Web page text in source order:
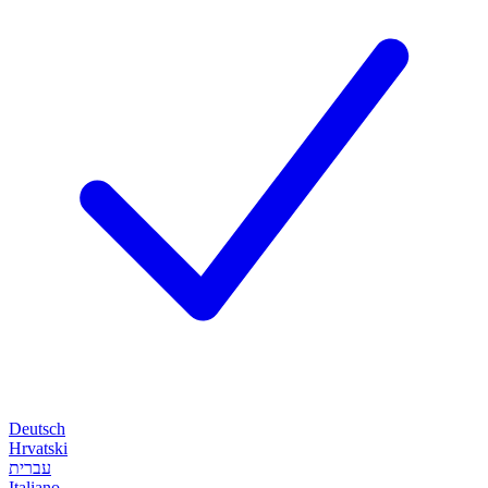
Deutsch
Hrvatski
עברית